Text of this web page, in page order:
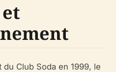
Club Soda en 1999, le